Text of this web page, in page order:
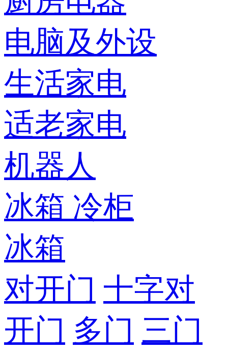
电脑及外设
生活家电
适老家电
机器人
冰箱 冷柜
冰箱
对开门 十字对
开门 多门 三门